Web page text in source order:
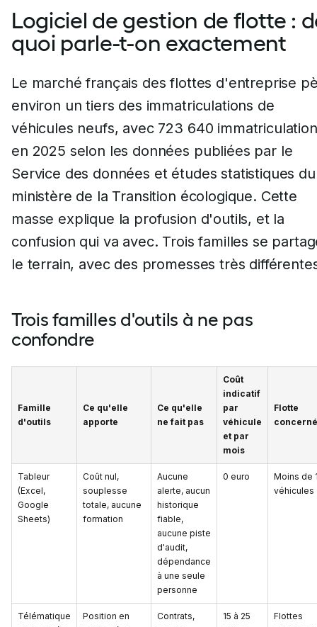
Logiciel de gestion de flotte :
quoi parle-t-on exactement
Le marché français des flottes d'entreprise
environ un tiers des immatriculations de
véhicules neufs, avec 723 640
en 2025 selon les données publiées par le
Service des données et études statistiques du
ministère de la Transition écologique. Cette
masse explique la profusion d'outils, et la
confusion qui va avec. Trois familles se
le terrain, avec des promesses très
Trois familles d'outils à ne pas
confondre
Famille
d'outils
Ce qu'elle
apporte
Ce qu'elle
ne fait pas
Coût
indicatif
par
véhicule
et par
mois
Flotte
Tableur
(Excel,
Google
Sheets)
Coût nul,
souplesse
totale, aucune
formation
Aucune
alerte, aucun
historique
fiable,
aucune piste
d'audit,
dépendance
à une seule
personne
0 euro
Moins de
véhicules
Télématique
Position en
Contrats,
15 à 25
Flottes